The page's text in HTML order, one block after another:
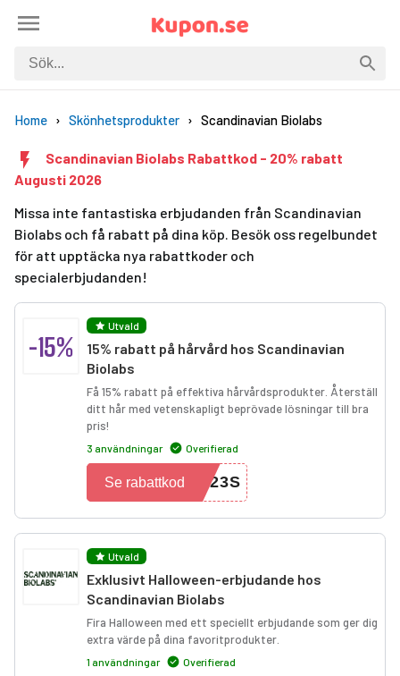
Home Skönhetsprodukter Scandinavian Biolabs
Scandinavian Biolabs Rabattkod - 20% rabatt
Augusti 2026
Missa inte fantastiska erbjudanden från Scandinavian
Biolabs och få rabatt på dina köp. Besök oss regelbundet
för att upptäcka nya rabattkoder och
specialerbjudanden!
-15%
Utvald
15% rabatt på hårvård hos Scandinavian
Biolabs
Få 15% rabatt på effektiva hårvårdsprodukter. Återställ
ditt hår med vetenskapligt beprövade lösningar till bra
pris!
3 användningar Overifierad
L23S
Se rabattkod
Utvald
Exklusivt Halloween-erbjudande hos
Scandinavian Biolabs
Fira Halloween med ett speciellt erbjudande som ger dig
extra värde på dina favoritprodukter.
1 användningar Overifierad